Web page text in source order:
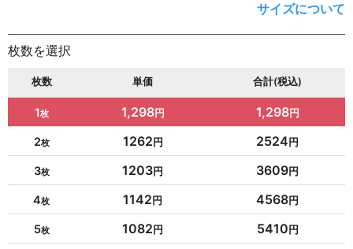
サイズについて
枚数を選択
枚数 単価 合計(税込)
1 1,298 1,298
2 1262 2524
3 1203 3609
4 1142 4568
5 1082 5410